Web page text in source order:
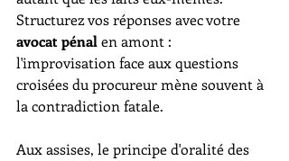
Structurez vos réponses avec votre
avocat pénal en amont :
l'improvisation face aux questions
croisées du procureur mène souvent à
la contradiction fatale.
Aux assises, le principe d'oralité des